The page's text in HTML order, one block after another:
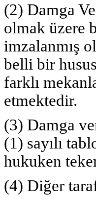
(2) Damga
olmak üzere
imzalanmış
belli bir
farklı
etmektedir.
(3) Damga
(1) sayılı
hukuken
(4) Diğer